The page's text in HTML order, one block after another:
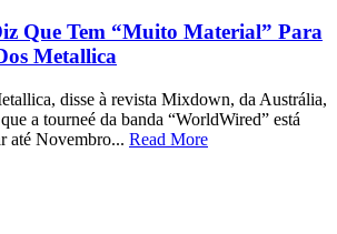
Que Tem “Muito Material” Para
Metallica
disse à revista Mixdown, da Austrália,
a tourneé da banda “WorldWired” está
até Novembro... Read More